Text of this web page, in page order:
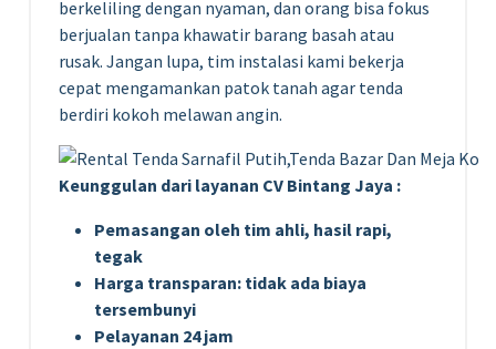
berkeliling dengan nyaman, dan orang bisa fokus
berjualan tanpa khawatir barang basah atau
rusak. Jangan lupa, tim instalasi kami bekerja
cepat mengamankan patok tanah agar tenda
berdiri kokoh melawan angin.
Keunggulan dari layanan CV Bintang Jaya :
Pemasangan oleh tim ahli, hasil rapi,
tegak
Harga transparan: tidak ada biaya
tersembunyi
Pelayanan 24 jam